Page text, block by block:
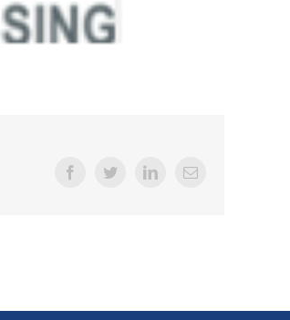
FacebookTwitterLinkedIn
E-